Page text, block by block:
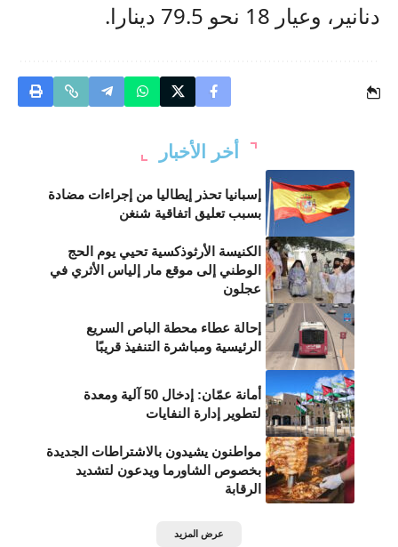
دنانير، وعيار 18 نحو 79.5 دينارا.
أخر الأخبار
إسبانيا تحذر إيطاليا من إجراءات مضادة
بسبب تعليق اتفاقية شنغن
الكنيسة الأرثوذكسية تحيي يوم الحج
الوطني إلى موقع مار إلياس الأثري في
عجلون
إحالة عطاء محطة الباص السريع
الرئيسية ومباشرة التنفيذ قريبًا
أمانة عمّان: إدخال 50 آلية ومعدة
لتطوير إدارة النفايات
مواطنون يشيدون بالاشتراطات الجديدة
بخصوص الشاورما ويدعون لتشديد
الرقابة
عرض المزيد